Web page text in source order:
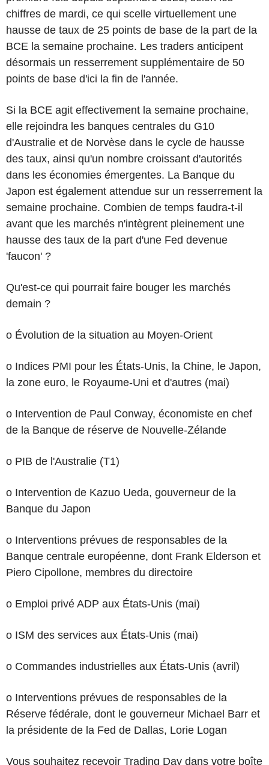
chiffres de mardi, ce qui scelle virtuellement une
hausse de taux de 25 points de base de la part de la
BCE la semaine prochaine. Les traders anticipent
désormais un resserrement supplémentaire de 50
points de base d'ici la fin de l'année.
Si la BCE agit effectivement la semaine prochaine,
elle rejoindra les banques centrales du G10
d'Australie et de Norvèse dans le cycle de hausse
des taux, ainsi qu'un nombre croissant d'autorités
dans les économies émergentes. La Banque du
Japon est également attendue sur un resserrement la
semaine prochaine. Combien de temps faudra-t-il
avant que les marchés n'intègrent pleinement une
hausse des taux de la part d'une Fed devenue
'faucon' ?
Qu'est-ce qui pourrait faire bouger les marchés
demain ?
o Évolution de la situation au Moyen-Orient
o Indices PMI pour les États-Unis, la Chine, le Japon,
la zone euro, le Royaume-Uni et d'autres (mai)
o Intervention de Paul Conway, économiste en chef
de la Banque de réserve de Nouvelle-Zélande
o PIB de l'Australie (T1)
o Intervention de Kazuo Ueda, gouverneur de la
Banque du Japon
o Interventions prévues de responsables de la
Banque centrale européenne, dont Frank Elderson et
Piero Cipollone, membres du directoire
o Emploi privé ADP aux États-Unis (mai)
o ISM des services aux États-Unis (mai)
o Commandes industrielles aux États-Unis (avril)
o Interventions prévues de responsables de la
Réserve fédérale, dont le gouverneur Michael Barr et
la présidente de la Fed de Dallas, Lorie Logan
Vous souhaitez recevoir Trading Day dans votre boîte